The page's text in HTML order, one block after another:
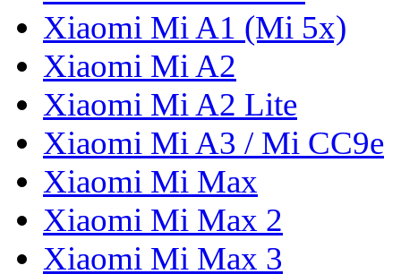
Xiaomi Mi A1 (Mi 5x)
Xiaomi Mi A2
Xiaomi Mi A2 Lite
Xiaomi Mi A3 / Mi CC9e
Xiaomi Mi Max
Xiaomi Mi Max 2
Xiaomi Mi Max 3